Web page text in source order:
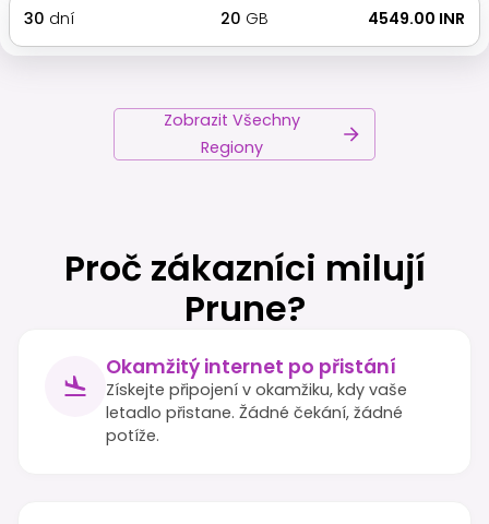
30 dní 20 GB ₹ 4549.00 INR
Zobrazit Všechny
Regiony
Proč zákazníci milují
Prune?
Okamžitý internet po přistání
Získejte připojení v okamžiku, kdy vaše
letadlo přistane. Žádné čekání, žádné
potíže.